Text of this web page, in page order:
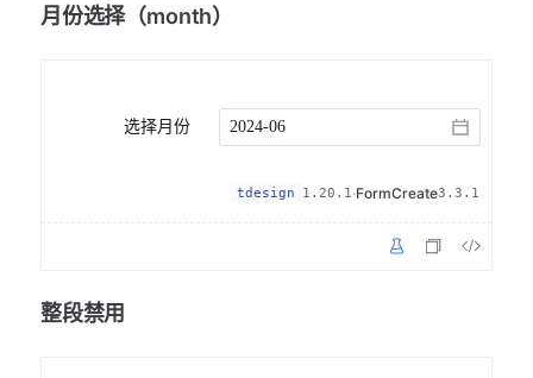
月份选择（month）
tdesign 1.20.1·FormCreate3.3.1
选择月份
整段禁用